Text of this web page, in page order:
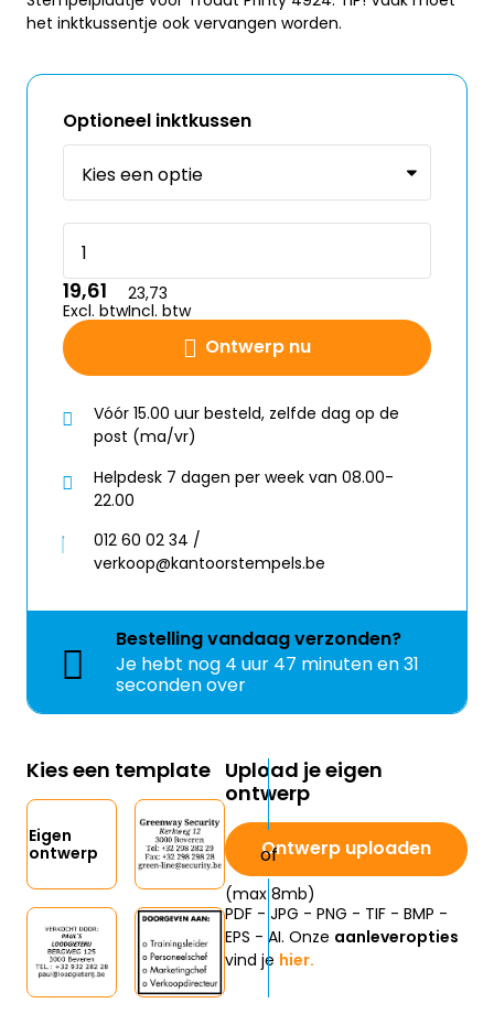
het inktkussentje ook vervangen worden.
Optioneel inktkussen
Ontwerp nu
19,61
Excl. btw
23,73
Incl. btw
Vóór 15.00 uur besteld, zelfde dag op de
post (ma/vr)
Helpdesk 7 dagen per week van 08.00-
22.00
012 60 02 34 /
verkoop@kantoorstempels.be
Bestellingvandaagverzonden?
Je hebt nog 4 uur 47 minuten en 31
seconden over
Kies een template
Eigen
ontwerp
Upload je eigen
ontwerp
Ontwerp uploaden
(max 8mb)
PDF - JPG - PNG - TIF - BMP -
EPS - AI. Onze aanleveropties
vind je hier.